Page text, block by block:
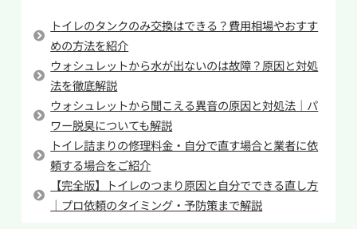
めに掃除を行い、尿石を溜めないことが清潔な
トイレを保つポイントです。
タンクを開けて水量を確認した際に水がオーバ
ーフロー管の線よりも上にあるのであればボール
タップの故障の可能性が高いのでこちらを交換
することで収まることがあります。
一方で、オーバーフロー管の線よりも下にあるの
であればフロートバルブやそれにつながるチェ
ーンの不具合の可能性が高いです。フロートバル
ブはゴムでできており、触れてみて黒い色が手に
つくようであれば劣化しているため交換が必要で
トイレのタンクのみ交換はできる？費用相場やおすす
めの方法を紹介
ウォシュレットから水が出ないのは故障？原因と対処
法を徹底解説
ウォシュレットから聞こえる異音の原因と対処法｜パ
ワー脱臭についても解説
トイレ詰まりの修理料金・自分で直す場合と業者に依
頼する場合をご紹介
【完全版】トイレのつまり原因と自分でできる直し方
｜プロ依頼のタイミング・予防策まで解説